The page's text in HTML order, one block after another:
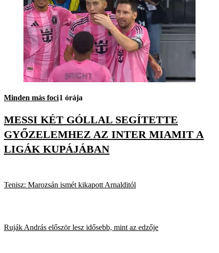
Minden más foci1 órája
MESSI KÉT GÓLLAL SEGÍTETTE
GYŐZELEMHEZ AZ INTER MIAMIT A
LIGÁK KUPÁJÁBAN
Tenisz: Marozsán ismét kikapott Arnalditól
Ruják András először lesz idősebb, mint az edzője